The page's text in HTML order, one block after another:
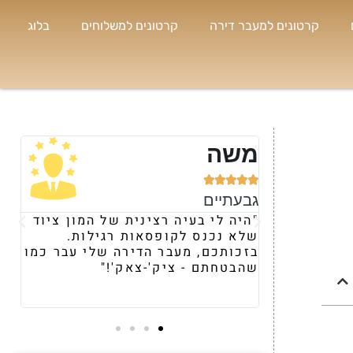
קרטונים למעבר דירה קרטונים למשלוחים בלוג
של המון ציוד
רגילות.
הדירה שלי עבר כמו
נועה

רמת השרון
"קיבלתי המלצה עליכם מחברה
ומרגע השיחה הראשונית,
את היחס וההתייחסות השונה